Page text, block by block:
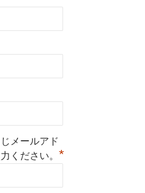
メールアド
ください。*